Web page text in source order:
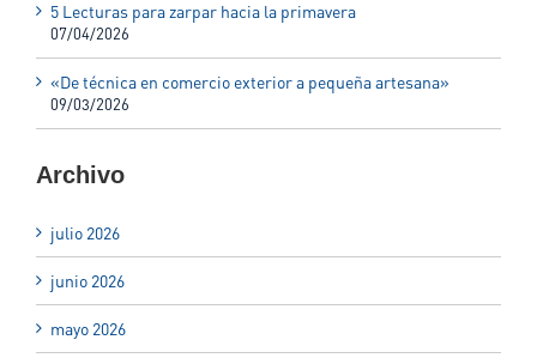
5 Lecturas para zarpar hacia la primavera
07/04/2026
«De técnica en comercio exterior a pequeña artesana»
09/03/2026
Archivo
julio 2026
junio 2026
mayo 2026